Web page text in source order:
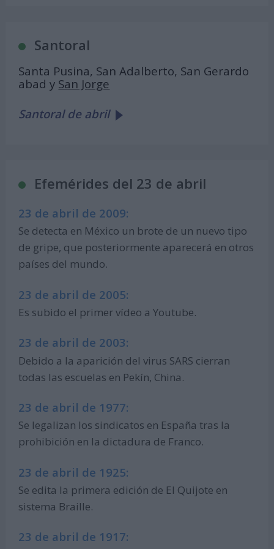
Santoral
Santa Pusina, San Adalberto, San Gerardo
abad y San Jorge
Santoral de abril
Efemérides del 23 de abril
23 de abril de 2009:
Se detecta en México un brote de un nuevo tipo
de gripe, que posteriormente aparecerá en otros
países del mundo.
23 de abril de 2005:
Es subido el primer vídeo a Youtube.
23 de abril de 2003:
Debido a la aparición del virus SARS cierran
todas las escuelas en Pekín, China.
23 de abril de 1977:
Se legalizan los sindicatos en España tras la
prohibición en la dictadura de Franco.
23 de abril de 1925:
Se edita la primera edición de El Quijote en
sistema Braille.
23 de abril de 1917: